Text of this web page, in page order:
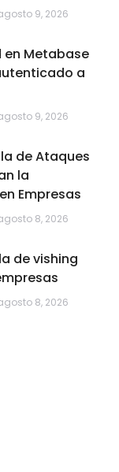
9, 2026
en Metabase
a
9, 2026
de Ataques
la
Empresas
8, 2026
de vishing
8, 2026